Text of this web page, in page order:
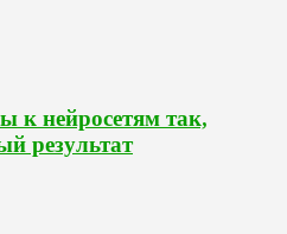
к нейросетям так,
результат